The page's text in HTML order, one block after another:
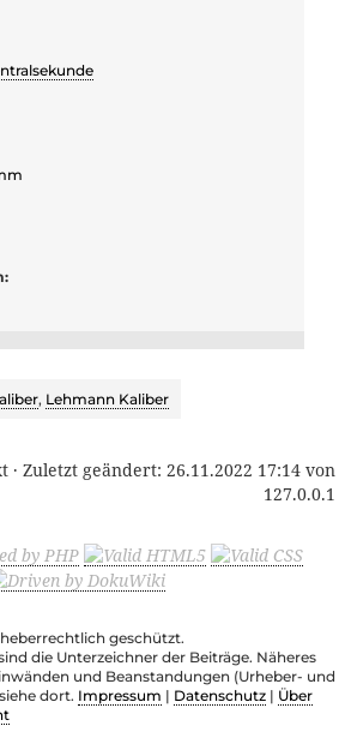
, Lehmann Kaliber
· Zuletzt geändert: 26.11.2022 17:14 von
127.0.0.1
geschützt.
die Unterzeichner der Beiträge. Näheres
und Beanstandungen (Urheber- und
dort. Impressum | Datenschutz | Über